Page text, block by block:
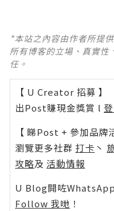
*本站之內容由作者所提
所有博客的立場、真實性
任。
【 U Creator 招募 】
出Post賺現金獎賞 l
【 睇Post + 參加品牌
瀏覽更多社群 打卡 丶
攻略及 活動情報
U Blog開咗
Follow 我哋 ！